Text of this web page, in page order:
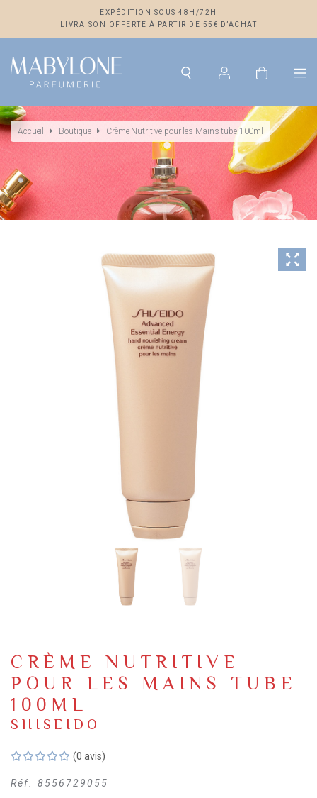
EXPÉDITION SOUS 48H/72H
LIVRAISON OFFERTE À PARTIR DE 55€ D’ACHAT
Accueil Boutique Crème Nutritive pour les Mains tube 100ml
CRÈME NUTRITIVE
POUR LES MAINS TUBE
100ML
SHISEIDO
(0 avis)
Réf. 8556729055